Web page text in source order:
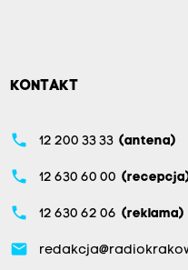
KONTAKT
phone 12 200 33 33 (antena)
phone 12 630 60 00
phone 12 630 62 06 (reklama)
email